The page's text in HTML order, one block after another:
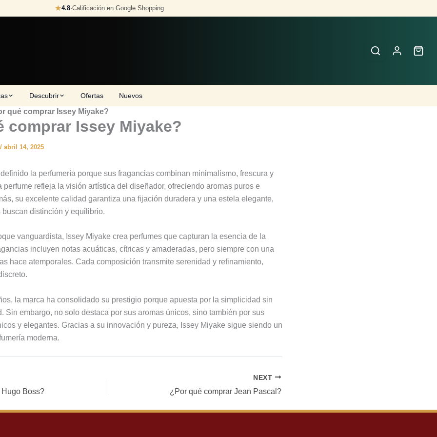
★4.8·Calificación en Google Shopping
Descubrir Ofertas Nuevos
qué comprar Issey Miyake?
comprar Issey Miyake?
/ abril 14, 2025
la perfumería porque sus fragancias combinan minimalismo, frescura y
perfume refleja la visión artística del diseñador, ofreciendo aromas puros e
su excelente calidad garantiza una fijación duradera y una estela elegante,
distinción y equilibrio.
vanguardista, Issey Miyake crea perfumes que capturan la esencia de la
incluyen notas acuáticas, cítricas y amaderadas, pero siempre con una
hace atemporales. Cada composición transmite serenidad y refinamiento,
la marca ha consolidado su prestigio porque apuesta por la simplicidad sin
Sin embargo, no solo destaca por sus aromas únicos, sino también por sus
y elegantes. Gracias a su innovación y pureza, Issey Miyake sigue siendo un
moderna.
Boss?
NEXT
¿Por qué comprar Jean Pascal?